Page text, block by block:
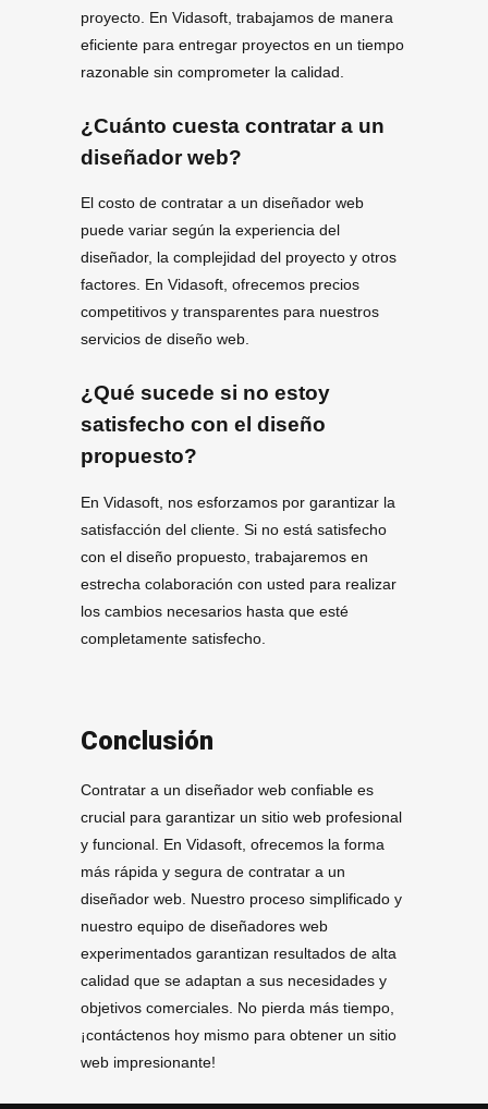
proyecto. En Vidasoft, trabajamos de manera
eficiente para entregar proyectos en un tiempo
razonable sin comprometer la calidad.
¿Cuánto cuesta contratar a un
diseñador web?
El costo de contratar a un diseñador web
puede variar según la experiencia del
diseñador, la complejidad del proyecto y otros
factores. En Vidasoft, ofrecemos precios
competitivos y transparentes para nuestros
servicios de diseño web.
¿Qué sucede si no estoy
satisfecho con el diseño
propuesto?
En Vidasoft, nos esforzamos por garantizar la
satisfacción del cliente. Si no está satisfecho
con el diseño propuesto, trabajaremos en
estrecha colaboración con usted para realizar
los cambios necesarios hasta que esté
completamente satisfecho.
Conclusión
Contratar a un diseñador web confiable es
crucial para garantizar un sitio web profesional
y funcional. En Vidasoft, ofrecemos la forma
más rápida y segura de contratar a un
diseñador web. Nuestro proceso simplificado y
nuestro equipo de diseñadores web
experimentados garantizan resultados de alta
calidad que se adaptan a sus necesidades y
objetivos comerciales. No pierda más tiempo,
¡contáctenos hoy mismo para obtener un sitio
web impresionante!